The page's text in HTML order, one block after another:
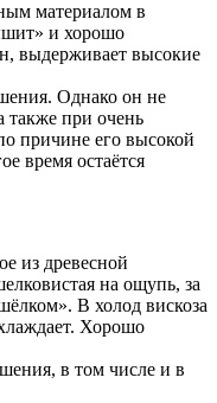
материалом в
и хорошо
выдерживает высокие
Однако он не
также при очень
причине его высокой
время остаётся
из древесной
на ощупь, за
В холод вискоза
Хорошо
в том числе и в